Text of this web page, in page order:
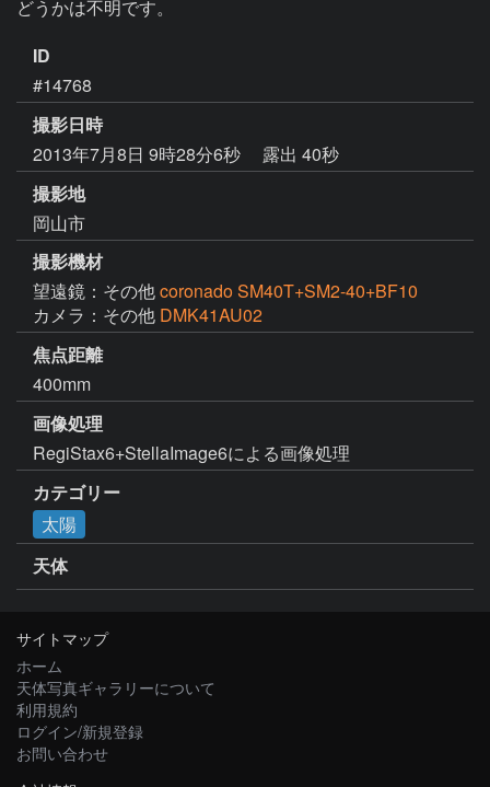
ID
#14768
撮影日時
2013年7月8日 9時28分6秒
露出 40秒
撮影地
岡山市
撮影機材
望遠鏡：その他coronado SM40T+SM2-40+BF10
カメラ：その他 DMK41AU02
焦点距離
400mm
画像処理
カテゴリー
太陽
天体
サイトマップ
ホーム
天体写真ギャラリーについて
利用規約
ログイン/新規登録
お問い合わせ